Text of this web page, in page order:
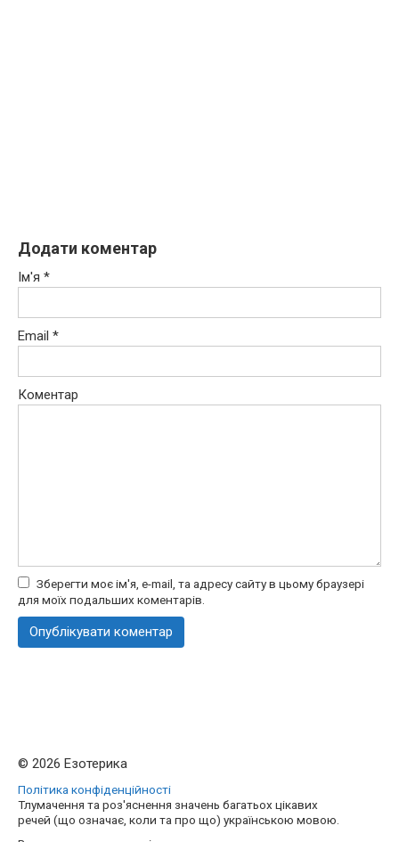
Додати коментар
Ім'я *
Email *
Коментар
Зберегти моє ім'я, e-mail, та адресу сайту в цьому браузері
для моїх подальших коментарів.
© 2026 Езотерика
Політика конфіденційності
Тлумачення та роз'яснення значень багатьох цікавих
речей (що означає, коли та про що) українською мовою.